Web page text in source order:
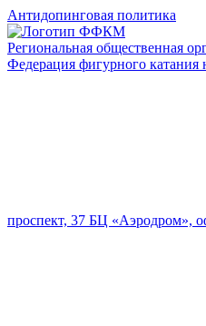
Антидопинговая политика
Региональная общественная
Федерация фигурного катания
проспект, 37 БЦ «Аэродром»,